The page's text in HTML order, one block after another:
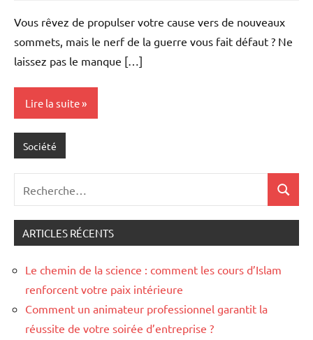
Vous rêvez de propulser votre cause vers de nouveaux
sommets, mais le nerf de la guerre vous fait défaut ? Ne
laissez pas le manque […]
Lire la suite
Société
pour
:
ARTICLES RÉCENTS
Le chemin de la science : comment les cours d’Islam
renforcent votre paix intérieure
Comment un animateur professionnel garantit la
réussite de votre soirée d’entreprise ?